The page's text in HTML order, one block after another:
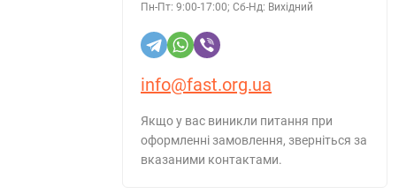
Пн-Пт: 9:00-17:00; Сб-Нд: Вихідний
info@fast.org.ua
Якщо у вас виникли питання при
оформленні замовлення, зверніться за
вказаними контактами.